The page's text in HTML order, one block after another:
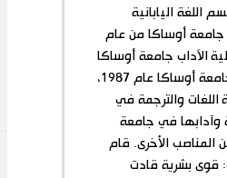
بعد التخرج من قسم اللغة اليابانية
جامعة أوساكا من عام
من كلية الآداب جامعة أوساكا
عام 1982، شهادة إتمام مرحلة الدراسات العليا(الدكتوراه) جامعة أوساكا عام 1987،
عميد كلية اللغات والترجمة في
وآدابها في جامعة
المناصب الأخرى. قام
قوى بشرية قادت